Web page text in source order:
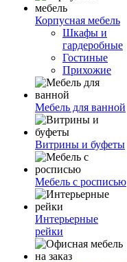
Корпусная мебель
Шкафы и
гардеробные
Гостиные
Прихожие
Мебель для ванной
Витрины и буфеты
Мебель с росписью
Интерьерные
рейки